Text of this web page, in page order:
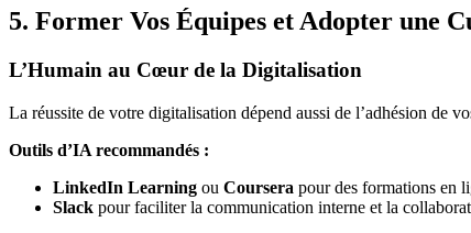
5. Former Vos Équipes et Adopter une
L’Humain au Cœur de la Digitalisation
La réussite de votre digitalisation dépend aussi de l’adhésion de
Outils d’IA recommandés :
LinkedIn Learning ou Coursera pour des formations en
Slack pour faciliter la communication interne et la